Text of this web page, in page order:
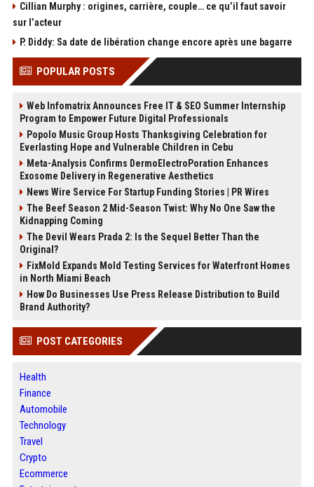
Cillian Murphy : origines, carrière, couple… ce qu’il faut savoir
sur l’acteur
P. Diddy: Sa date de libération change encore après une bagarre
POPULAR POSTS
Web Infomatrix Announces Free IT & SEO Summer Internship
Program to Empower Future Digital Professionals
Popolo Music Group Hosts Thanksgiving Celebration for
Everlasting Hope and Vulnerable Children in Cebu
Meta-Analysis Confirms DermoElectroPoration Enhances
Exosome Delivery in Regenerative Aesthetics
News Wire Service For Startup Funding Stories | PR Wires
The Beef Season 2 Mid-Season Twist: Why No One Saw the
Kidnapping Coming
The Devil Wears Prada 2: Is the Sequel Better Than the
Original?
FixMold Expands Mold Testing Services for Waterfront Homes
in North Miami Beach
How Do Businesses Use Press Release Distribution to Build
Brand Authority?
POST CATEGORIES
Health
Finance
Automobile
Technology
Travel
Crypto
Ecommerce